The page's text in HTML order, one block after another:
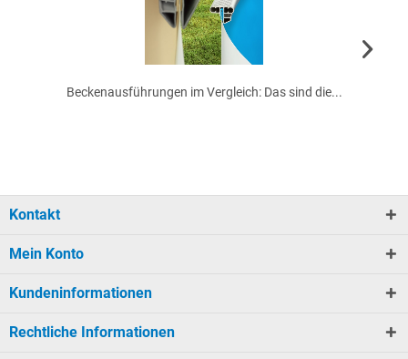
Beckenausführungen im Vergleich: Das sind die...
Kontakt
Mein Konto
Kundeninformationen
Rechtliche Informationen